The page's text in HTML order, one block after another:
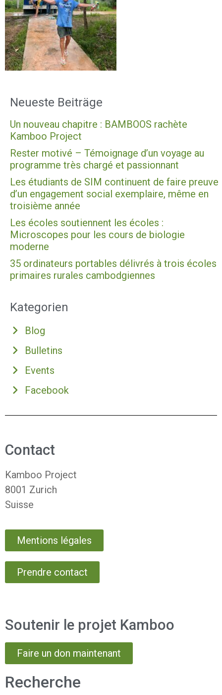
Neueste Beiträge
Un nouveau chapitre : BAMBOOS rachète
Kamboo Project
Rester motivé – Témoignage d’un voyage au
programme très chargé et passionnant
Les étudiants de SIM continuent de faire preuve
d’un engagement social exemplaire, même en
troisième année
Les écoles soutiennent les écoles :
Microscopes pour les cours de biologie
moderne
35 ordinateurs portables délivrés à trois écoles
primaires rurales cambodgiennes
Kategorien
Blog
Bulletins
Events
Facebook
Contact
Kamboo Project
8001 Zurich
Suisse
Mentions légales
Prendre contact
Soutenir le projet Kamboo
Faire un don maintenant
Recherche